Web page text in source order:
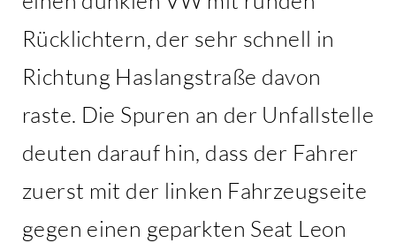
Rücklichtern, der sehr schnell in
Richtung Haslangstraße davon
raste. Die Spuren an der Unfallstelle
deuten darauf hin, dass der Fahrer
zuerst mit der linken Fahrzeugseite
gegen einen geparkten Seat Leon